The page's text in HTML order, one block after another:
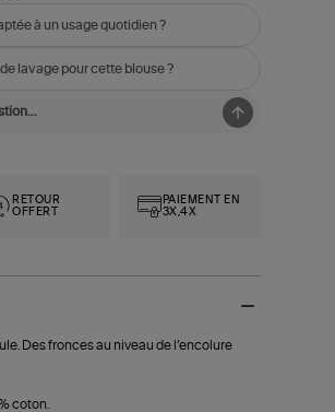
à un usage quotidien ?
lavage pour cette blouse ?
RETOUR
OFFERT
PAIEMENT EN
3X,4X
Des fronces au niveau de l’encolure
coton.